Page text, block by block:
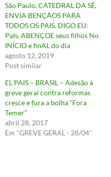
São Paulo, CATEDRAL DA SÉ,
ENVIA BENÇÃOS PARA
TODOS OS PAIS. DIGO EU:
PaIs, ABENÇOE seus filhos No
INÍCIO e finAL do dia
agosto 12, 2019
Post similar
EL PAIS – BRASIL – Adesão à
greve geral contra reformas
cresce e fura a bolha “Fora
Temer”
abril 28, 2017
Em "GREVE GERAL - 28/04"